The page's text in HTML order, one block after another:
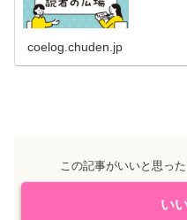
coelog.chuden.jp
この記事がいいと思っ
い